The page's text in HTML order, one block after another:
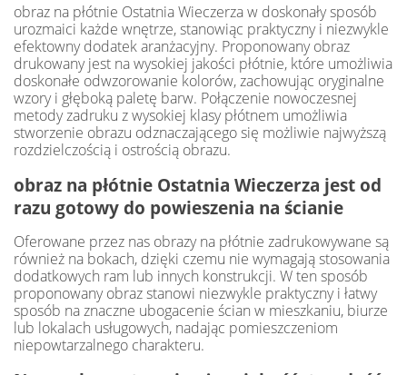
obraz na płótnie Ostatnia Wieczerza w doskonały sposób
urozmaici każde wnętrze, stanowiąc praktyczny i niezwykle
efektowny dodatek aranżacyjny. Proponowany obraz
drukowany jest na wysokiej jakości płótnie, które umożliwia
doskonałe odwzorowanie kolorów, zachowując oryginalne
wzory i głęboką paletę barw. Połączenie nowoczesnej
metody zadruku z wysokiej klasy płótnem umożliwia
stworzenie obrazu odznaczającego się możliwie najwyższą
rozdzielczością i ostrością obrazu.
obraz na płótnie Ostatnia Wieczerza jest od
razu gotowy do powieszenia na ścianie
Oferowane przez nas obrazy na płótnie zadrukowywane są
również na bokach, dzięki czemu nie wymagają stosowania
dodatkowych ram lub innych konstrukcji. W ten sposób
proponowany obraz stanowi niezwykle praktyczny i łatwy
sposób na znaczne ubogacenie ścian w mieszkaniu, biurze
lub lokalach usługowych, nadając pomieszczeniom
niepowtarzalnego charakteru.